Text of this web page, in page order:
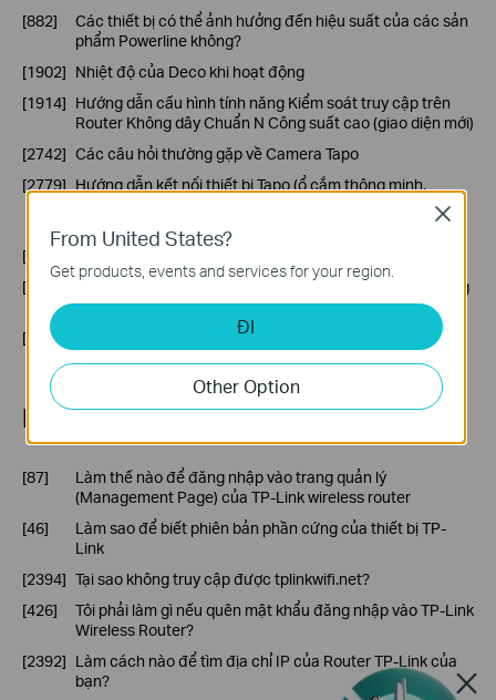
[882]
Các thiết bị có thể ảnh hưởng đến hiệu suất của các sản
phẩm Powerline không?
[1902] Nhiệt độ của Deco khi hoạt động
[1914] Hướng dẫn cấu hình tính năng Kiểm soát truy cập trên
Router Không dây Chuẩn N Công suất cao (giao diện mới)
[2742] Các câu hỏi thường gặp về Camera Tapo
[2779] Hướng dẫn kết nối thiết bị Tapo (ổ cắm thông minh,
camera thông minh, bóng đèn thông minh) tới Google
[2791]
[2800]
Cách thiết lập Quyền kiểm soát của phụ huynh bằng ứng
dụng TP-Link Tether
[4349]
Tại sao tôi nhận được email tiêu đề "Phát hiện lỗ hổng
Most visited
[87]
Làm thế nào để đăng nhập vào trang quản lý
(Management Page) của TP-Link wireless router
[46]
Làm sao để biết phiên bản phần cứng của thiết bị TP-
Link
[2394] Tại sao không truy cập được tplinkwifi.net?
[426]
Tôi phải làm gì nếu quên mật khẩu đăng nhập vào TP-Link
Wireless Router?
[2392] Làm cách nào để tìm địa chỉ IP của Router TP-Link của
bạn?
From United States?
Get products, events and services for your region.
ĐI
Other Option
Close